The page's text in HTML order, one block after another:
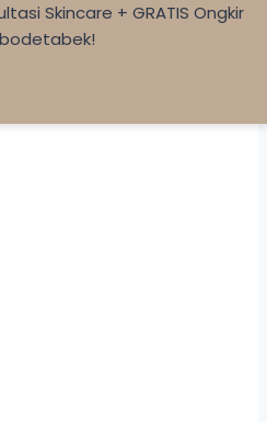
Skincare + GRATIS Ongkir